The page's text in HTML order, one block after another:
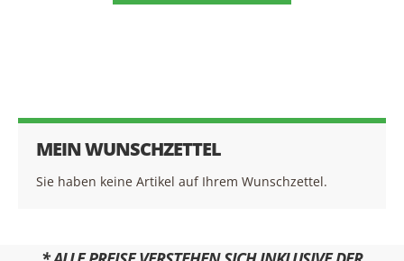
MEIN WUNSCHZETTEL
Sie haben keine Artikel auf Ihrem Wunschzettel.